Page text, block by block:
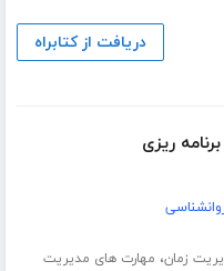
دریافت از کتابراه
ریزی
زمان، مهارت های مدیریت